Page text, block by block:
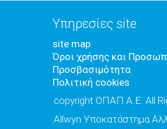
Υπηρεσίες site
site map
Όροι χρήσης και
Προσβασιμότητα
Πολιτική cookies
copyright ΟΠΑΠ Α.Ε. All
Allwyn Υποκατάστημα